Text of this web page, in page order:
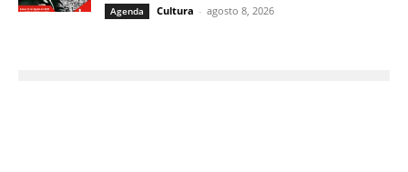
Agenda Cultura - agosto 8, 2026